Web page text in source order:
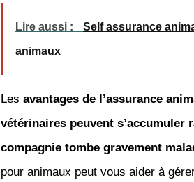
Lire aussi : Self assurance
animaux
Les avantages de l’assurance
vétérinaires peuvent
compagnie tombe gravement
pour animaux peut vous aider à